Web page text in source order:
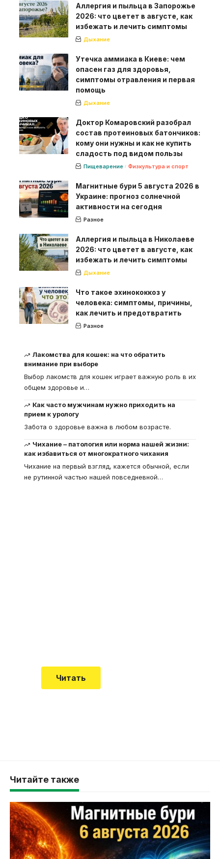
Аллергия и пыльца в Запорожье
2026: что цветет в августе, как
избежать и лечить симптомы
Дыхание
Утечка аммиака в Киеве: чем
опасен газ для здоровья,
симптомы отравления и первая
помощь
Дыхание
Доктор Комаровский разобрал
состав протеиновых батончиков:
кому они нужны и как не купить
сладость под видом пользы
Пищеварение Физкультура и спорт
Магнитные бури 5 августа 2026 в
Украине: прогноз солнечной
активности на сегодня
Разное
Аллергия и пыльца в Николаеве
2026: что цветет в августе, как
избежать и лечить симптомы
Дыхание
Что такое эхинококкоз у
человека: симптомы, причины,
как лечить и предотвратить
Разное
Лакомства для кошек: на что обратить
внимание при выборе
Выбор лакомств для кошек играет важную роль в их
общем здоровье и…
Как часто мужчинам нужно приходить на
прием к урологу
Забота о здоровье важна в любом возрасте.
Чихание – патология или норма нашей жизни:
как избавиться от многократного чихания
Чихание на первый взгляд, кажется обычной, если
не рутинной частью нашей повседневной…
Читать
Читайте также